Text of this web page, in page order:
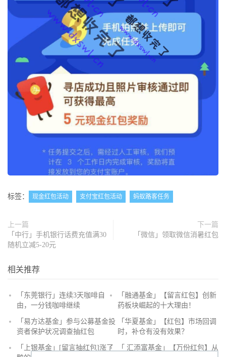
标签： 现金红包活动 支付宝红包活动 蚂蚁路客任务
上一篇
「中行」手机银行话费充值满30
随机立减5-20元
下一篇
「微信」领取微信消暑红包
相关推荐
「东莞银行」连续3天咖啡自
由，一分钱咖啡继续
「融通基金」【留言红包】创新
药板块崛起的十大理由！
「易方达基金」参与公募基金投
资者保护状况调查抽红包
「华夏基金」【红包】市场回调
时，补仓有没有效果？
「上银基金」[留言抽红包]​涨了
「 汇添富基金」【万份红包】从